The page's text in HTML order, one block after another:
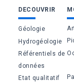
Bas
de
page
DECOUVRIR
Géologie
Hydrogéologie
Référentiels de
données
Etat qualitatif